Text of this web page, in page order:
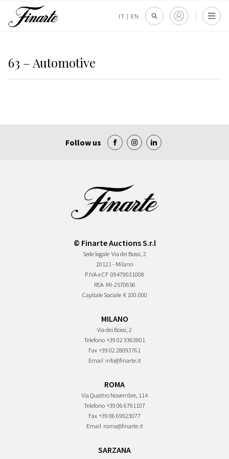
IT | EN
63 – Automotive
Follow us
© Finarte Auctions S.r.l
Sede legale Via dei Bossi, 2
20121 - Milano
P.IVA e CF 09479031008
REA MI-2570656
Capitale Sociale € 100.000
MILANO
Via dei Bossi, 2
Telefono +39 02 3363801
Fax +39 02 28093761
Email info@finarte.it
ROMA
Via Quattro Novembre, 114
Telefono +39 06 6791107
Fax +39 06 69923077
Email roma@finarte.it
SARZANA